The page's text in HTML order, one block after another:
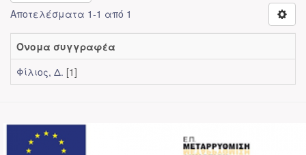
Αποτελέσματα 1-1 από 1
Όνομα συγγραφέα
Φίλιος, Δ. [1]